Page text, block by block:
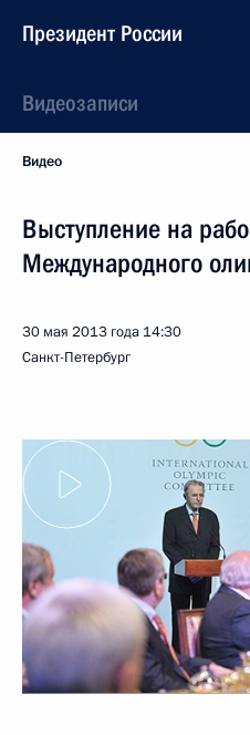
Президент России
Видеозаписи
Видео
Выступление на
Международного
30 мая 2013 года 14:30
Санкт-Петербург